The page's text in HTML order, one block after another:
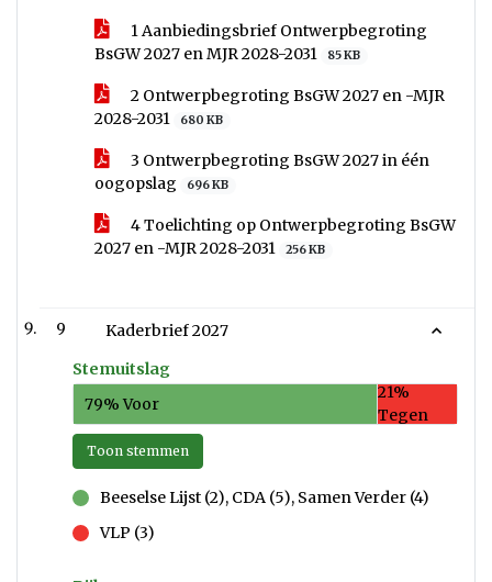
1 Aanbiedingsbrief Ontwerpbegroting
BsGW 2027 en MJR 2028-2031
85 KB
2 Ontwerpbegroting BsGW 2027 en -MJR
2028-2031
680 KB
3 Ontwerpbegroting BsGW 2027 in één
oogopslag
696 KB
4 Toelichting op Ontwerpbegroting BsGW
2027 en -MJR 2028-2031
256 KB
9
Kaderbrief 2027
Stemuitslag
79% Voor
21%
Tegen
Toon stemmen
Beeselse Lijst (2), CDA (5), Samen Verder (4)
VLP (3)